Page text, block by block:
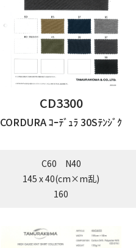
CD3300
CORDURA ｺｰﾃﾞｭﾗ 30Sﾃﾝｼﾞｸ
C60 N40
145 x 40(cm×m乱)
160